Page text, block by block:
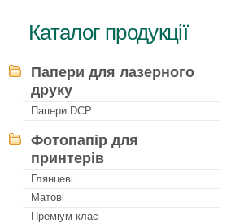
Каталог продукції
Папери для лазерного
друку
Папери DCP
Фотопапір для
принтерів
Глянцеві
Матові
Преміум-клас